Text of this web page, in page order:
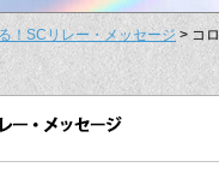
！SCリレー・メッセージ > コ